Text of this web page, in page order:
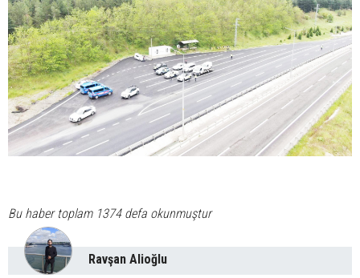
Bu haber toplam 1374 defa okunmuştur
Ravşan Alioğlu